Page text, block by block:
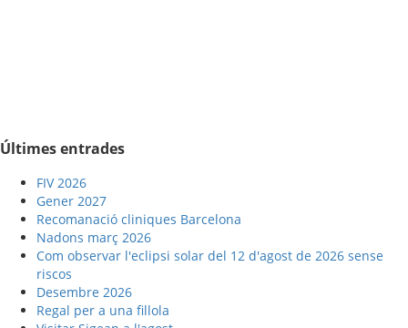
Últimes entrades
FIV 2026
Gener 2027
Recomanació cliniques Barcelona
Nadons març 2026
Com observar l'eclipsi solar del 12 d'agost de 2026 sense
riscos
Desembre 2026
Regal per a una fillola